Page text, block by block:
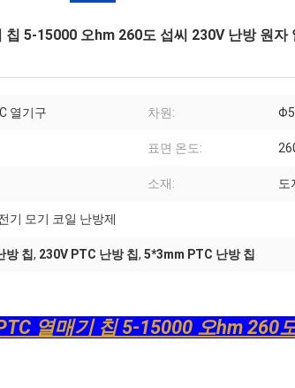
5-15000 오hm 260도 섭씨 230V 난방 원자
열기구 차원:
표면 온도:
소재: 도
기 모기 코일 난방제
방 칩, 230V PTC 난방 칩, 5*3mm PTC 난방 칩
열매기 칩 5-15000 오hm 260